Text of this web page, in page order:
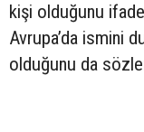
kişi olduğunu
Avrupa’da ismini
olduğunu da